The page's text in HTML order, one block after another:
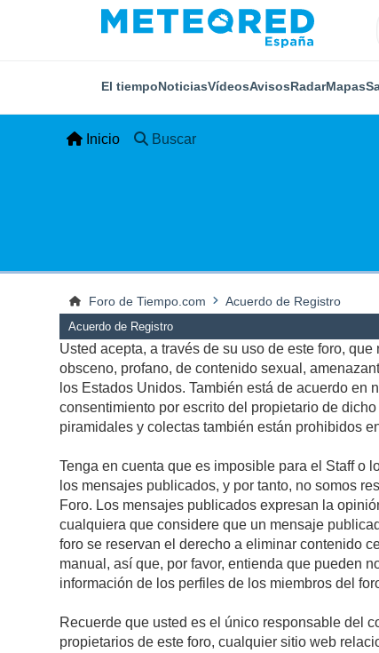
El tiempoNoticiasVídeosAvisosRadarMapas
Inicio Buscar
Foro de Tiempo.com Acuerdo de Registro
Acuerdo de Registro
Usted acepta, a través de su uso de este foro,
obsceno, profano, de contenido sexual,
los Estados Unidos. También está de acuerdo en
consentimiento por escrito del propietario de
piramidales y colectas también están prohibidos
Tenga en cuenta que es imposible para el Staff o
los mensajes publicados, y por tanto, no somos
Foro. Los mensajes publicados expresan la
cualquiera que considere que un mensaje
foro se reservan el derecho a eliminar contenido
manual, así que, por favor, entienda que pueden
información de los perfiles de los miembros del
Recuerde que usted es el único responsable del
propietarios de este foro, cualquier sitio web